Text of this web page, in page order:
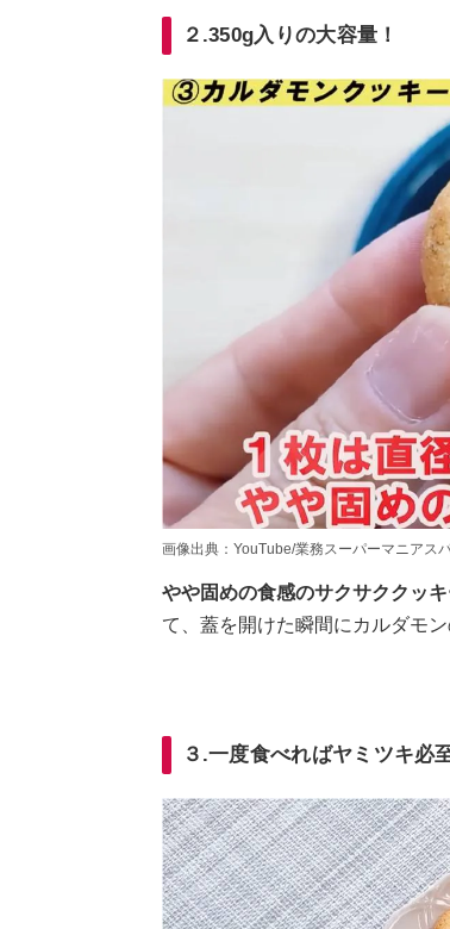
２.350g入りの大容量！
画像出典：YouTube/業務スーパーマニアス
やや固めの食感のサクサククッ
て、蓋を開けた瞬間にカルダモ
３.一度食べればヤミツキ必